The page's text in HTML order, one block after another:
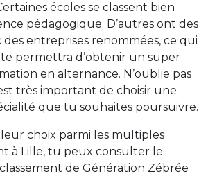
écoles se classent bien
pédagogique. D’autres ont des
entreprises renommées, ce qui
permettra d’obtenir un super
en alternance. N’oublie pas
très important de choisir une
que tu souhaites poursuivre.
choix parmi les multiples
à Lille, tu peux consulter le
de Génération Zébrée